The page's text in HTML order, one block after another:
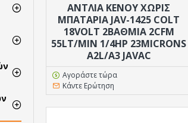
ΑΝΤΛΙΑ ΚΕΝΟΥ ΧΩΡΊΣ
ΜΠΑΤΑΡΊΑ JAV-1425 COLT
18VOLT 2ΒΆΘΜΙΑ 2CFM
55LT/MIN 1/4HP 23MICRONS
A2L/A3 JAVAC
Αγοράστε τώρα
Κάντε Ερώτηση